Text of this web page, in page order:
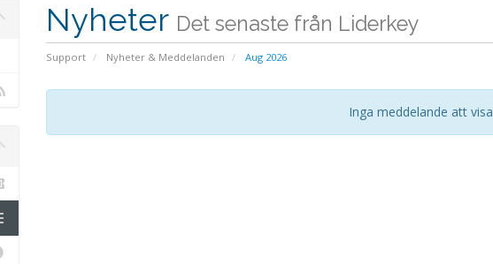
Nyheter Det senaste från Liderkey
Support Nyheter & Meddelanden Aug 2026
Inga meddelande att visa